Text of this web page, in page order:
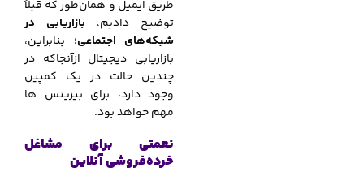
طریق ایمیل و همان‌طور که قبلاً
توضیح دادیم، بازاریابی در
شبکه‌های اجتماعی؛ بنابراین،
بازاریابی دیجیتال ازآنجاکه در
چندین حالت در یک کمپین
وجود دارد، برای بیزینس ها
مهم خواهد بود.
نعمتی برای مشاغل
خرده‌فروشی آنلاین